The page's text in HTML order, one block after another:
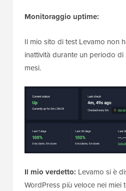
Monitoraggio uptime:
Il mio sito di test Levamo non
inattività durante un periodo
mesi.
Il mio verdetto: Levamo si è
WordPress più veloce nei miei